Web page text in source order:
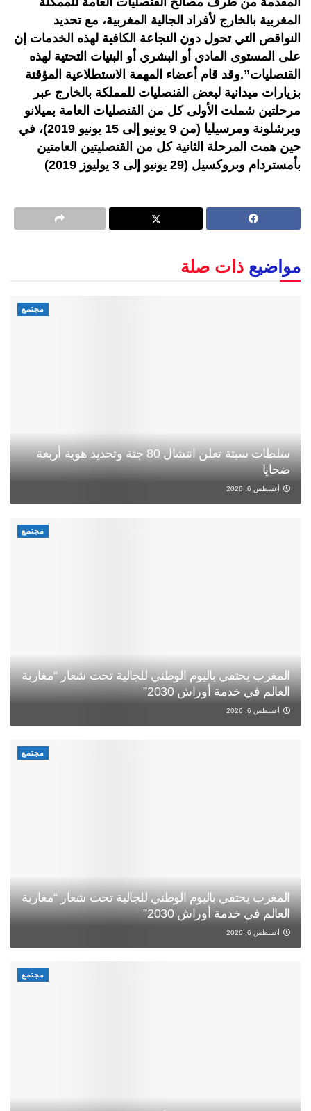
المغربية بالخارج لأفراد الجالية المغربية، مع تحديد
النواقص التي تحول دون النجاعة الكافية لهذه الخدمات إن
على المستوى المادي أو البشري أو البنيات التحتية لهذه
القنصليات”.وقد قام أعضاء المهمة الاستطلاعية المؤقتة
بزيارات ميدانية لبعض القنصليات للمملكة بالخارج عبر
مرحلتين شملت الأولى كل من القنصليات العامة بميلانو
وبرشلونة ومرسيليا (من 9 يونيو إلى 15 يونيو 2019)، في
حين همت المرحلة الثانية كل من القنصليتين العامتين
بأمستردام وبروكسيل (29 يونيو إلى 3 يوليوز 2019)
مواضيع ذات صلة
مجتمع
سلطات سبتة تعلن انتشال 80 جثة وتحديد هوية أربعة
ضحايا
أغسطس 6, 2026
مجتمع
المغرب يحتفي باليوم الوطني للجالية تحت شعار “مغاربة
العالم في خدمة أوراش 2030”
أغسطس 6, 2026
مجتمع
المغرب يحتفي باليوم الوطني للجالية تحت شعار “مغاربة
العالم في خدمة أوراش 2030”
أغسطس 6, 2026
مجتمع